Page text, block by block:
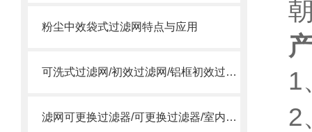
粉尘中效袋式过滤网特点与应用
可洗式过滤网/初效过滤网/铝框初效过滤网
滤网可更换过滤器/可更换过滤器/室内过滤器
1
2